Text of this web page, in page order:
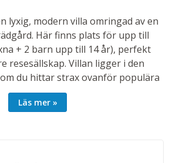
lyxig, modern villa omringad av en
Här finns plats för upp till
+ 2 barn upp till 14 år), perfekt
resesällskap. Villan ligger i den
du hittar strax ovanför populära
Rivieran.
koppla av och få en fridfull
Läs mer